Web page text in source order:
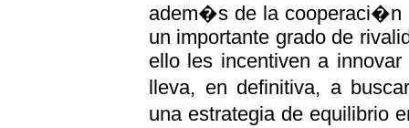
adem�s de la cooperaci�n
un importante grado de
ello les incentiven a
lleva, en definitiva, a
una estrategia de equilibrio